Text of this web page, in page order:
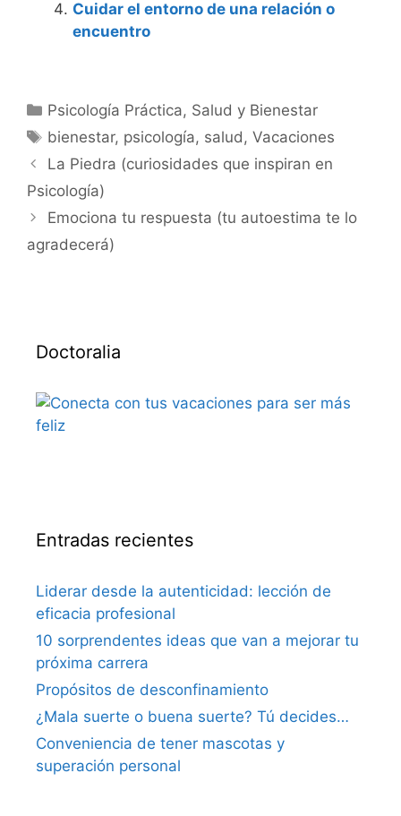
Cuidar el entorno de una relación o
encuentro
Categorías
Psicología Práctica, Salud y Bienestar
Etiquetas
bienestar, psicología, salud ,Vacaciones
La Piedra (curiosidades que inspiran en
Psicología)
Emociona tu respuesta (tu autoestima te lo
agradecerá)
Doctoralia
Entradas recientes
Liderar desde la autenticidad: lección de
eficacia profesional
10 sorprendentes ideas que van a mejorar tu
próxima carrera
Propósitos de desconfinamiento
¿Mala suerte o buena suerte? Tú decides…
Conveniencia de tener mascotas y
superación personal